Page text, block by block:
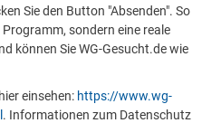
Sie den Button "Absenden". So
sondern eine reale
können Sie WG-Gesucht.de wie
einsehen: https://www.wg-
. Informationen zum Datenschutz